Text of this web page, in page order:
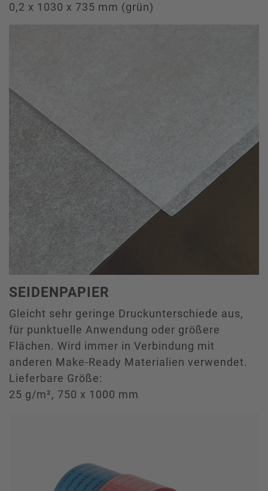
0,2 x 1030 x 735 mm (grün)
SEIDENPAPIER
Gleicht sehr geringe Druckunterschiede aus,
für punktuelle Anwendung oder größere
Flächen. Wird immer in Verbindung mit
anderen Make-Ready Materialien verwendet.
Lieferbare Größe:
25 g/m², 750 x 1000 mm